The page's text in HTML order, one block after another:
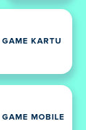
GAME KARTU
GAME MOBILE